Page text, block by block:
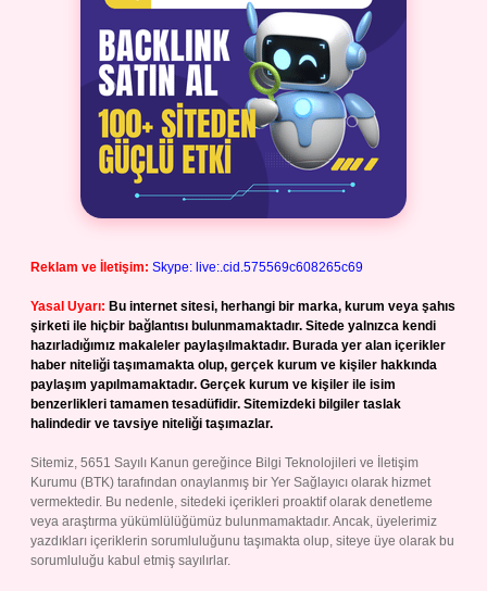
Reklam ve İletişim: Skype: live:.cid.575569c608265c69
Yasal Uyarı: Bu internet sitesi, herhangi bir marka, kurum veya şahıs
şirketi ile hiçbir bağlantısı bulunmamaktadır. Sitede yalnızca kendi
hazırladığımız makaleler paylaşılmaktadır. Burada yer alan içerikler
haber niteliği taşımamakta olup, gerçek kurum ve kişiler hakkında
paylaşım yapılmamaktadır. Gerçek kurum ve kişiler ile isim
benzerlikleri tamamen tesadüfidir. Sitemizdeki bilgiler taslak
halindedir ve tavsiye niteliği taşımazlar.
Sitemiz, 5651 Sayılı Kanun gereğince Bilgi Teknolojileri ve İletişim
Kurumu (BTK) tarafından onaylanmış bir Yer Sağlayıcı olarak hizmet
vermektedir. Bu nedenle, sitedeki içerikleri proaktif olarak denetleme
veya araştırma yükümlülüğümüz bulunmamaktadır. Ancak, üyelerimiz
yazdıkları içeriklerin sorumluluğunu taşımakta olup, siteye üye olarak bu
sorumluluğu kabul etmiş sayılırlar.